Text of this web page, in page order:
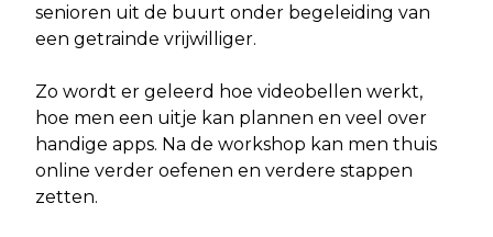
senioren uit de buurt onder begeleiding van
een getrainde vrijwilliger.
Zo wordt er geleerd hoe videobellen werkt,
hoe men een uitje kan plannen en veel over
handige apps. Na de workshop kan men thuis
online verder oefenen en verdere stappen
zetten.